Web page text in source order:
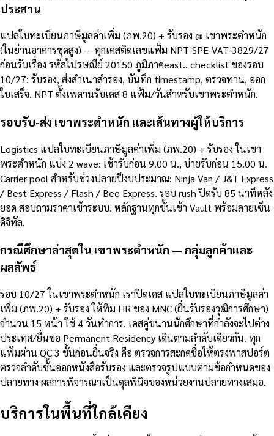
ประสาน
แปลใบทะเบียนภาษีมูลค่าเพิ่ม (ภพ.20) + รับรอง @ เขาพระตำหนัก
(ในย่านอาคารชุดสูง) — ทุกเคสติดเลขแฟ้ม NPT-SPE-VAT-3829/27
ก่อนรับเรื่อง รหัสไปรษณีย์ 20150 ภูมิภาคeast.. checklist ของรอบ
10/27: รับรอง, ส่งสำเนาสำรอง, บันทึก timestamp, ตรวจทาน, ออก
ใบเสร็จ. NPT ตั้งเพดานรับเคส 8 แฟ้ม/วันสำหรับเขาพระตำหนัก.
รอบรับ-ส่ง เขาพระตำหนัก และเส้นทางผู้ให้บริการ
Logistics แปลใบทะเบียนภาษีมูลค่าเพิ่ม (ภพ.20) + รับรอง ในเขา
พระตำหนัก แบ่ง 2 wave: เช้ารับก่อน 9.00 น., บ่ายรับก่อน 15.00 น.
Carrier pool สำหรับช่วงปลายปีงบประมาณ: Ninja Van / J&T Express
/ Best Express / Flash / Bee Express. รอบ rush ปิดรับ 85 นาทีหลัง
ยอด สอบถามราคาเข้าระบบ. หลักฐานทุกขั้นเข้า Vault พร้อมลายเซ็น
ดิจิทัล.
กรณีศึกษาล่าสุดใน เขาพระตำหนัก — กลุ่มลูกค้าและ
ผลลัพธ์
รอบ 10/27 ในเขาพระตำหนัก เราปิดเคส แปลใบทะเบียนภาษีมูลค่า
เพิ่ม (ภพ.20) + รับรอง ให้ทีม HR ของ MNC (ยื่นรับรองวุฒิการศึกษา)
จำนวน 15 หน้า ใช้ 4 วันทำการ. เคสคู่ขนานนักศึกษาที่กำลังจะไปต่าง
ประเทศ/ยื่นขอ Permanent Residency เดินตามลำดับเดียวกัน. ทุก
แฟ้มผ่าน QC 3 ชั้นก่อนยื่นจริง คือ ตรวจการสะกดชื่อให้ตรงพาสปอร์ต
ตรวจลำดับชั้นออกหนังสือรับรอง และตรวจรูปแบบตามข้อกำหนดของ
ปลายทาง ผลการพิจารณาเป็นดุลพินิจของหน่วยงานปลายทางเสมอ.
บริการในพื้นที่ใกล้เคียง